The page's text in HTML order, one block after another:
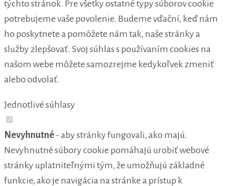
týchto stránok. Pre všetky ostatné typy súborov cookie
potrebujeme vaše povolenie. Budeme vďační, keď nám
ho poskytnete a pomôžete nám tak, naše stránky a
služby zlepšovať. Svoj súhlas s používaním cookies na
našom webe môžete samozrejme kedykoľvek zmeniť
alebo odvolať.
Jednotlivé súhlasy
Nevyhnutné - aby stránky fungovali, ako majú.
Nevyhnutné súbory cookie pomáhajú urobiť webové
stránky uplatniteľnými tým, že umožňujú základné
funkcie, ako je navigácia na stránke a prístup k